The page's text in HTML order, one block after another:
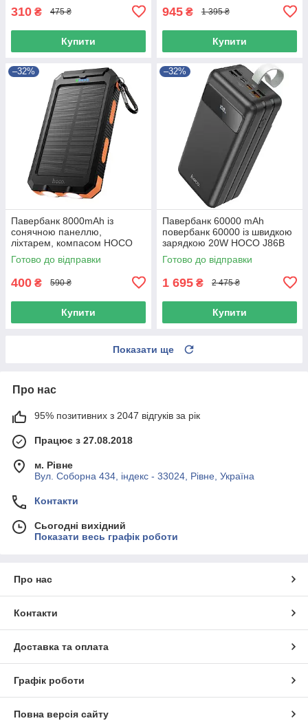
310 ₴ 475 ₴
Купити
945 ₴ 1 395 ₴
Купити
–32%
Павербанк 8000mAh із
сонячною панеллю,
ліхтарем, компасом HOCO
J164 2USB/Type-C Чорний
Готово до відправки
400 ₴ 590 ₴
Купити
–32%
Павербанк 60000 mAh
повербанк 60000 із швидкою
зарядкою 20W HOCO J86B
повер банк з ліхтарем power
bank для роутера
Готово до відправки
1 695 ₴ 2 475 ₴
Купити
Показати ще
Про нас
95% позитивних з 2047 відгуків за рік
Працює з 27.08.2018
м. Рівне
Вул. Соборна 434, індекс - 33024, Рівне, Україна
Контакти
Сьогодні вихідний
Показати весь графік роботи
Про нас
Контакти
Доставка та оплата
Графік роботи
Повна версія сайту